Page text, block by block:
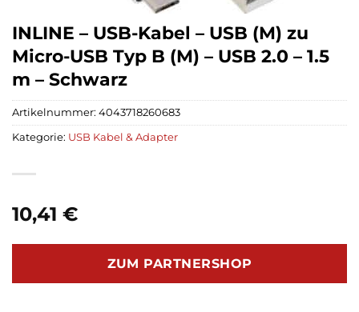
INLINE – USB-Kabel – USB (M) zu
Micro-USB Typ B (M) – USB 2.0 – 1.5
m – Schwarz
10,41 €
ZUM PARTNERSHOP
Artikelnummer: 4043718260683
Kategorie: USB Kabel & Adapter